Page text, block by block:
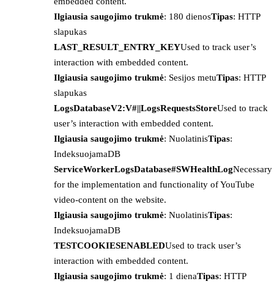
Ilgiausia saugojimo trukmė: 180 dienosTipas: HTTP
slapukas
LAST_RESULT_ENTRY_KEYUsed to track user’s
interaction with embedded content.
Ilgiausia saugojimo trukmė: Sesijos metuTipas: HTTP
slapukas
LogsDatabaseV2:V#||LogsRequestsStoreUsed to track
user’s interaction with embedded content.
Ilgiausia saugojimo trukmė: NuolatinisTipas:
IndeksuojamaDB
ServiceWorkerLogsDatabase#SWHealthLogNecessary
for the implementation and functionality of YouTube
video-content on the website.
Ilgiausia saugojimo trukmė: NuolatinisTipas:
IndeksuojamaDB
TESTCOOKIESENABLEDUsed to track user’s
interaction with embedded content.
Ilgiausia saugojimo trukmė: 1 dienaTipas: HTTP